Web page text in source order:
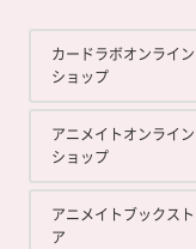
カードラボオンライン
ショップ
アニメイトオンライン
ショップ
アニメイトブックスト
ア